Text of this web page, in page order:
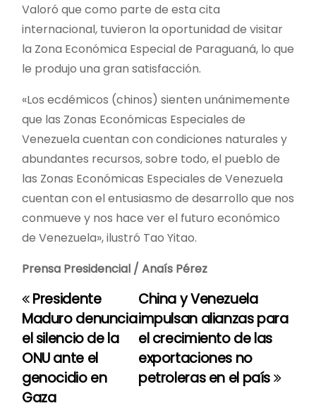
Valoró que como parte de esta cita
internacional, tuvieron la oportunidad de visitar
la Zona Económica Especial de Paraguaná, lo que
le produjo una gran satisfacción.
«Los ecdémicos (chinos) sienten unánimemente
que las Zonas Económicas Especiales de
Venezuela cuentan con condiciones naturales y
abundantes recursos, sobre todo, el pueblo de
las Zonas Económicas Especiales de Venezuela
cuentan con el entusiasmo de desarrollo que nos
conmueve y nos hace ver el futuro económico
de Venezuela», ilustró Tao Yitao.
Prensa Presidencial / Anaís Pérez
N
a
v
e
China y Venezuela
impulsan alianzas para
el crecimiento de las
exportaciones no
petroleras en el país
Presidente
Maduro denuncia
el silencio de la
ONU ante el
genocidio en
Gaza